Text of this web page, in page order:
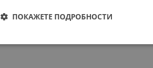
ПОКАЖЕТЕ ПОДРОБНОСТИ